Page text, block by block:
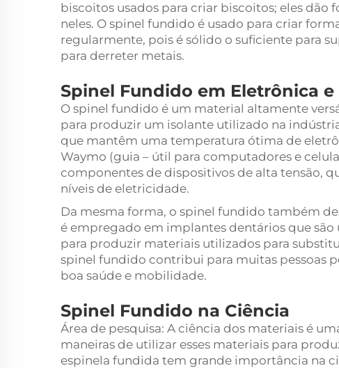
biscoitos usados para criar biscoitos; eles
neles. O spinel fundido é usado para criar
regularmente, pois é sólido o suficiente para
para derreter metais.
Spinel Fundido em Eletrônica
O spinel fundido é um material altamente
para produzir um isolante utilizado na
que mantêm uma temperatura ótima de
Waymo (guia – útil para computadores e
componentes de dispositivos de alta tensão,
níveis de eletricidade.
Da mesma forma, o spinel fundido também
é empregado em implantes dentários que
para produzir materiais utilizados para
spinel fundido contribui para muitas pessoas
boa saúde e mobilidade.
Spinel Fundido na Ciência
Área de pesquisa: A ciência dos materiais é
maneiras de utilizar esses materiais para
espinela fundida tem grande importância na